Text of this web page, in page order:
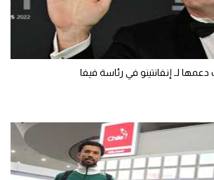
لـ إنفانتينو في رئاسة فيفا